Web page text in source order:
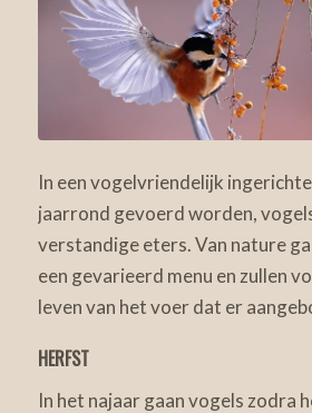
In een vogelvriendelijk
jaarrond gevoerd worden,
verstandige eters. Van nature
een gevarieerd menu en zullen
leven van het voer dat er
HERFST
In het najaar gaan vogels zodra